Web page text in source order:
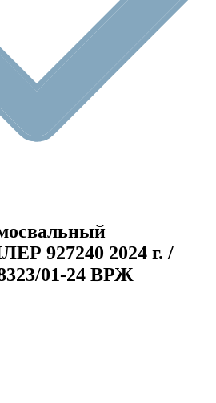
927240 2024 г. /
01-24 ВРЖ